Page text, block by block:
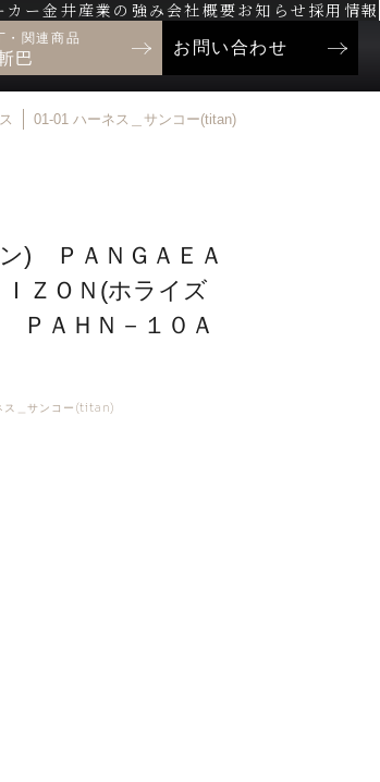
カー金井産業の強み 会社概要お知らせ 採用情報
・関連商品
巴
お問い合わせ
01-01 ハーネス＿サンコー(titan)
) ＰＡＮＧＡＥＡ
ＺＯＮ(ホライズ
ＰＡＨＮ－１０Ａ
ス＿サンコー(titan)